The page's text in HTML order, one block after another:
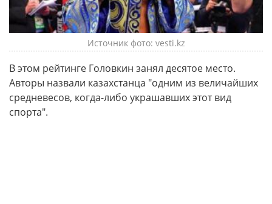
Источник фото: vesti.kz
В этом рейтинге Головкин занял десятое место.
Авторы назвали казахстанца "одним из величайших
средневесов, когда-либо украшавших этот вид
спорта".